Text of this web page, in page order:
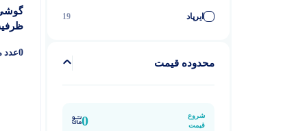
ایرپاد 19
ایرتگ اپل 5 محدوده قیمت
شروع
قیمت
0
ظرفیت
0عدد